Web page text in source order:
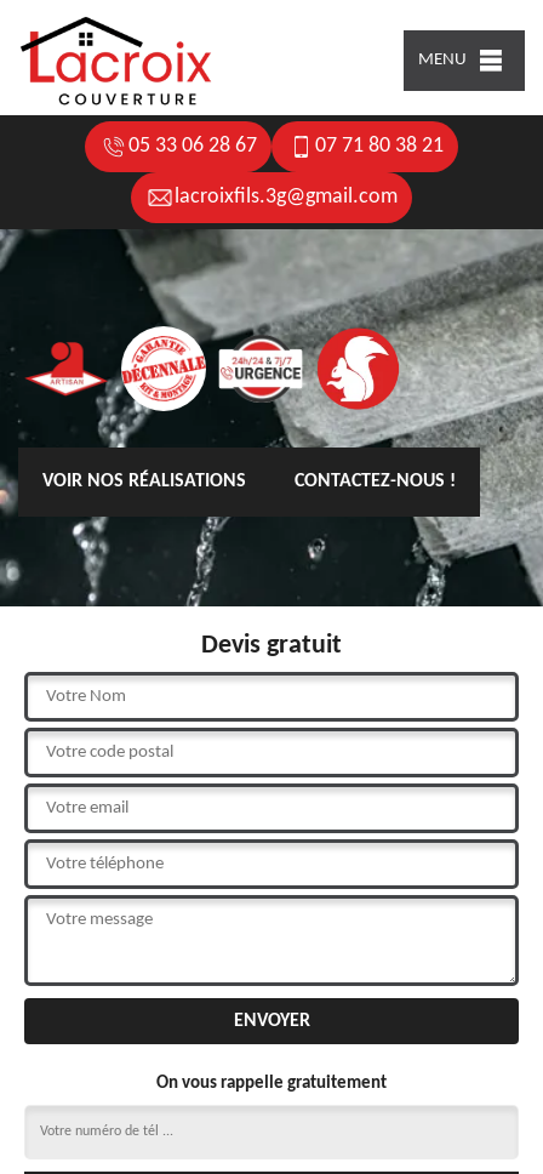
MENU
05 33 06 28 67 07 71 80 38 21
lacroixfils.3g@gmail.com
VOIR NOS RÉALISATIONS CONTACTEZ-NOUS !
Devis gratuit
On vous rappelle gratuitement